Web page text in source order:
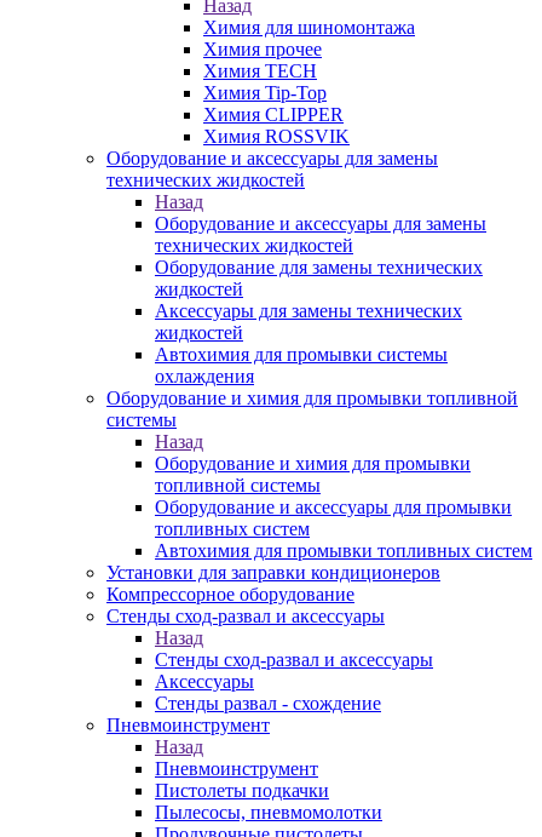
Назад
Химия для шиномонтажа
Химия прочее
Химия TECH
Химия Tip-Top
Химия CLIPPER
Химия ROSSVIK
Оборудование и аксессуары для замены
технических жидкостей
Назад
Оборудование и аксессуары для замены
технических жидкостей
Оборудование для замены технических
жидкостей
Аксессуары для замены технических
жидкостей
Автохимия для промывки системы
охлаждения
Оборудование и химия для промывки топливной
системы
Назад
Оборудование и химия для промывки
топливной системы
Оборудование и аксессуары для промывки
топливных систем
Автохимия для промывки топливных систем
Установки для заправки кондиционеров
Компрессорное оборудование
Стенды сход-развал и аксессуары
Назад
Стенды сход-развал и аксессуары
Аксессуары
Стенды развал - схождение
Пневмоинструмент
Назад
Пневмоинструмент
Пистолеты подкачки
Пылесосы, пневмомолотки